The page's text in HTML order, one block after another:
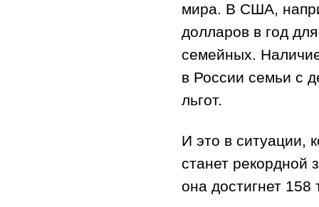
мира. В США,
долларов в год
семейных.
в России семьи с
льгот.
И это в ситуации,
станет рекордной
она достигнет 158